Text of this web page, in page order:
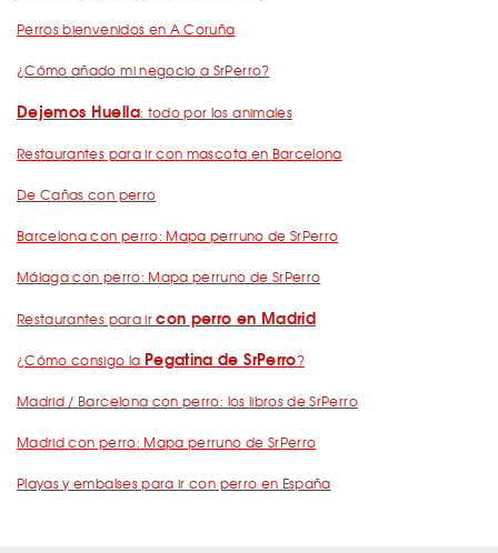
Perros bienvenidos en A Coruña
¿Cómo añado mi negocio a SrPerro?
Dejemos Huella: todo por los animales
Restaurantes para ir con mascota en Barcelona
De Cañas con perro
Barcelona con perro: Mapa perruno de SrPerro
Málaga con perro: Mapa perruno de SrPerro
Restaurantes para ircon perro en Madrid
¿Cómo consigo la Pegatina de SrPerro?
Madrid / Barcelona con perro: los libros de SrPerro
Madrid con perro: Mapa perruno de SrPerro
Playas y embalses para ir con perro en España